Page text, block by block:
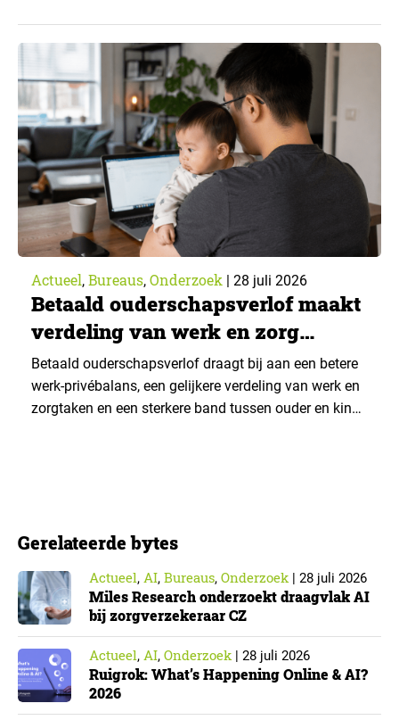
van What’s Happening Online & AI? 2026, het
jaarlijkse trendrapport van Ruigrok onderzoek &
advies over…
Actueel, Bureaus, Onderzoek | 28 juli 2026
Betaald ouderschapsverlof maakt
verdeling van werk en zorg
gelijker
Betaald ouderschapsverlof draagt bij aan een betere
werk-privébalans, een gelijkere verdeling van werk en
zorgtaken en een sterkere band tussen ouder en kind.
Gerelateerde bytes
Actueel, AI, Bureaus, Onderzoek| 28 juli 2026
Miles Research onderzoekt draagvlak AI
bij zorgverzekeraar CZ
Actueel, AI, Onderzoek| 28 juli 2026
Ruigrok: What’s Happening Online & AI?
2026